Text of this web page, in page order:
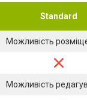
Standard
Можливість
Можливість